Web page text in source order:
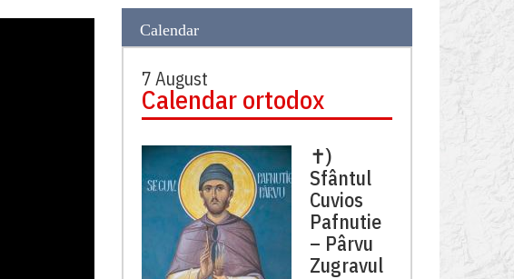
Calendar
7 August
Calendar ortodox
✝)
Sfântul
Cuvios
Pafnutie
– Pârvu
Zugravul